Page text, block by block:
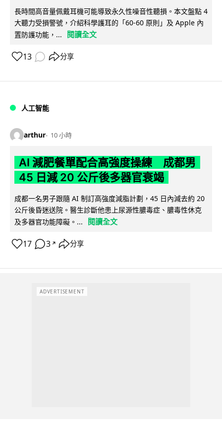
長時間高音量佩戴耳機可能導致永久性噪音性聽損。本文盤點 4
大聽力受損警號，介紹科學護耳的「60-60 原則」及 Apple 內
置防護功能，...
閱讀全文
13 分享
人工智能
arthur 10 小時
AI 減肥餐單配合高強度操練 成都男
45 日減 20 公斤後多器官衰竭
成都一名男子跟隨 AI 制訂高強度減脂計劃，45 日內減去約 20
公斤後昏迷送院。醫生診斷他患上尿源性膿毒症、膿毒性休克
及多器官功能障礙。...
閱讀全文
17 3 ↗ 分享
ADVERTISEMENT